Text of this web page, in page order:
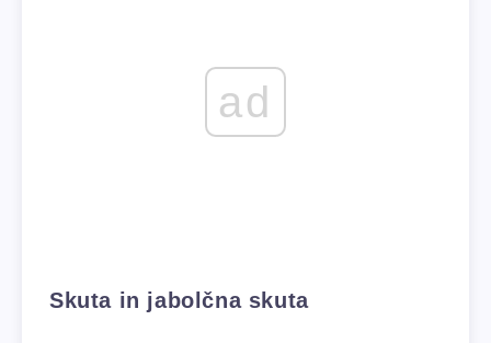
ad
Skuta in jabolčna skuta